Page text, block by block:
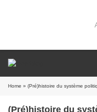
Home » (Pré)histoire du système
(Pré)histoire du